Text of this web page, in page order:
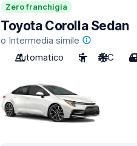
Zero franchigia
Toyota Corolla Sedan
o Intermedia simile
Automatico
5 A/C 4